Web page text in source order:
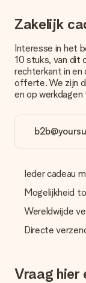
Hoe kan ik mijn
Wij bieden de
creditcard of
overboeking wel
cadeau.
Cadeau
Wat als het
klantenservice, zij
passende
Wordt de
ontvangt deze bij
het echt een
Zakelijk
Interesse in het
10 stuks, van dit
rechterkant in en
offerte. We zijn
en op
Ieder cadeau
Mogelijkheid
Wereldwijde
Directe
Vraag hier